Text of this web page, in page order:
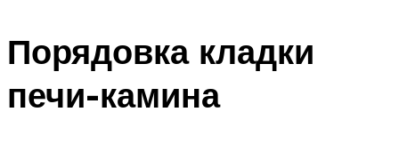
Порядовка кладки
печи-камина